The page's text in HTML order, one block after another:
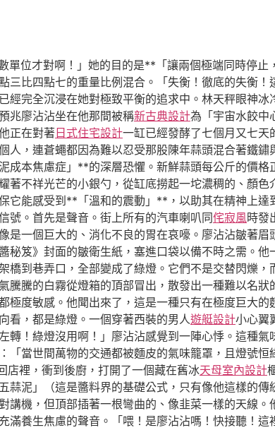
單位才對啊！」她的目的是**「讓兩個極端同時停
三比四點七的重量比例混合。「失衡！徹底的失衡
經完全沉浸在她對極致平衡的追求中。林天秤眼神
兆廖沾沾坐在他那間被稱新古典設計為「宇宙水餃中
正在對著 日式住宅設計一缸已經發酵了七個月又七
人，連蒼蠅都因為難以忍受那股陳年蒜頭混合著鐵
成本焦慮症」**的深層恐懼。新鮮蒜頭每公斤的價
著不祥光芒的小銀勺，從缸底撈起一坨濃稠的、顏
它能感受到**「溫和的震動」**，以助其在精神上
號。首先是聲音。街上所有的汽車喇叭同侘寂風時發
一個巨大的、消化不良的胃在哀嚎。廖沾沾皺著眉
秘笈》封面的皺衛生紙，塞進口袋以備不時之需。
橋到巷弄口，全部變成了綠燈。它們不是交替閃爍
騰騰的白霧從燈箱的頂部冒出，散發出一種難以名
極度敏感。他聞出來了，這是一種只有在極度巨大
看，都是綠燈。一個穿著西裝的男人遊艇設計小心翼
轉！綠燈沒用啊！」廖沾沾感覺到一陣心悸。這種
「當世間萬物的交通都被麵皮的氣味籠罩，且燈號
店裡，衝到後廚，打開了一個藏在舊冰天母室內設計
蒜泥」（這是醬料界的基礎公式，只有像他這樣的
講機，但頂部插著一根彎曲的、像韭菜一樣的天線
滿養生焦慮的聲音。「喂！是廖沾沾嗎！快接聽！